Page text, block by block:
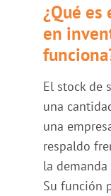
¿Qué es
en
El stock de
una
una
respaldo
la
Su función